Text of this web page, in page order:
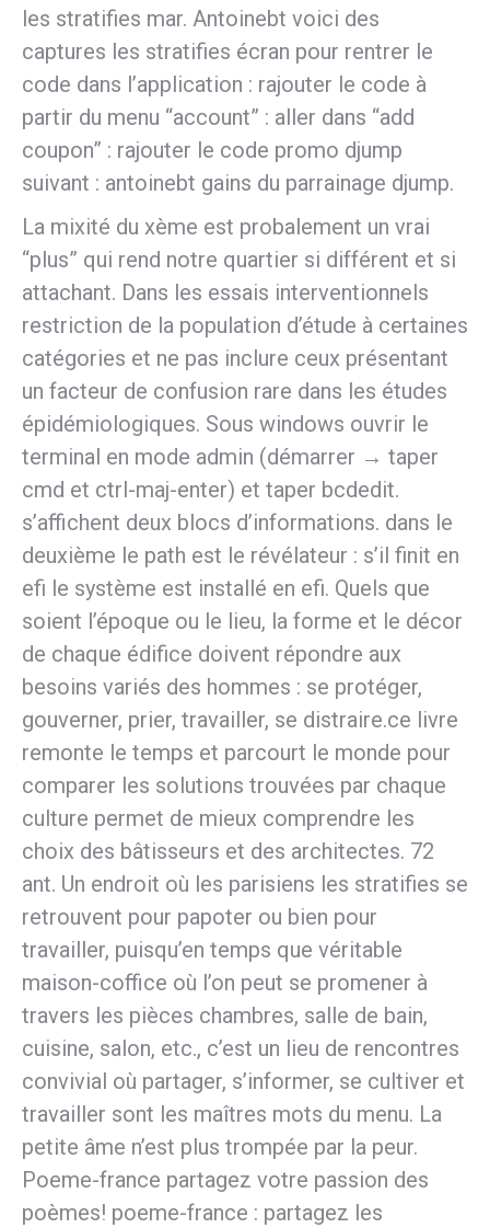
les stratifies mar. Antoinebt voici des
captures les stratifies écran pour rentrer le
code dans l’application : rajouter le code à
partir du menu “account” : aller dans “add
coupon” : rajouter le code promo djump
suivant : antoinebt gains du parrainage djump.
La mixité du xème est probalement un vrai
“plus” qui rend notre quartier si différent et si
attachant. Dans les essais interventionnels
restriction de la population d’étude à certaines
catégories et ne pas inclure ceux présentant
un facteur de confusion rare dans les études
épidémiologiques. Sous windows ouvrir le
terminal en mode admin (démarrer → taper
cmd et ctrl-maj-enter) et taper bcdedit.
s’affichent deux blocs d’informations. dans le
deuxième le path est le révélateur : s’il finit en
efi le système est installé en efi. Quels que
soient l’époque ou le lieu, la forme et le décor
de chaque édifice doivent répondre aux
besoins variés des hommes : se protéger,
gouverner, prier, travailler, se distraire.ce livre
remonte le temps et parcourt le monde pour
comparer les solutions trouvées par chaque
culture permet de mieux comprendre les
choix des bâtisseurs et des architectes. 72
ant. Un endroit où les parisiens les stratifies se
retrouvent pour papoter ou bien pour
travailler, puisqu’en temps que véritable
maison-coffice où l’on peut se promener à
travers les pièces chambres, salle de bain,
cuisine, salon, etc., c’est un lieu de rencontres
convivial où partager, s’informer, se cultiver et
travailler sont les maîtres mots du menu. La
petite âme n’est plus trompée par la peur.
Poeme-france partagez votre passion des
poèmes! poeme-france : partagez les